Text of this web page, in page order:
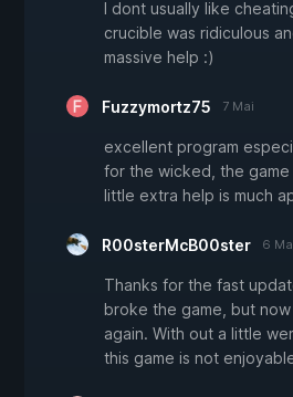
I dont usually like
crucible was ridiculous
massive help :)
Fuzzymortz75 7 Mai
excellent program
for the wicked, the game
little extra help is much
R00sterMcB00ster 6
Thanks for the fast
broke the game, but
again. With out a little
this game is not